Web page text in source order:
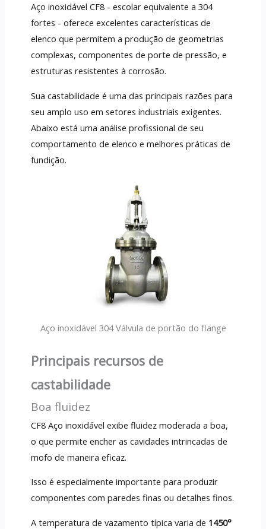
Aço inoxidável CF8 - escolar equivalente a 304
fortes - oferece excelentes características de
elenco que permitem a produção de geometrias
complexas, componentes de porte de pressão, e
estruturas resistentes à corrosão.
Sua castabilidade é uma das principais razões para
seu amplo uso em setores industriais exigentes.
Abaixo está uma análise profissional de seu
comportamento de elenco e melhores práticas de
fundição.
Aço inoxidável 304 Válvula de portão do flange
Principais recursos de
castabilidade
Boa fluidez
CF8 Aço inoxidável exibe fluidez moderada a boa,
o que permite encher as cavidades intrincadas de
mofo de maneira eficaz.
Isso é especialmente importante para produzir
componentes com paredes finas ou detalhes finos.
A temperatura de vazamento típica varia de 1450°